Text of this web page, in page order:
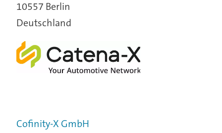
10557 Berlin
Deutschland
Cofinity-X GmbH